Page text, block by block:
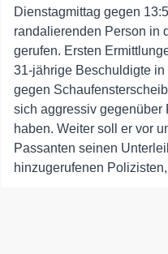
Dienstagmittag gegen
randalierenden Person in
gerufen. Ersten
31-jährige Beschuldigte
gegen
sich aggressiv gegenüber
haben. Weiter soll er vor
Passanten seinen
hinzugerufenen